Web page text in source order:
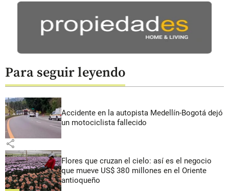
Para seguir leyendo
Accidente en la autopista Medellín-Bogotá dejó
un motociclista fallecido
share
Flores que cruzan el cielo: así es el negocio
que mueve US$ 380 millones en el Oriente
antioqueño